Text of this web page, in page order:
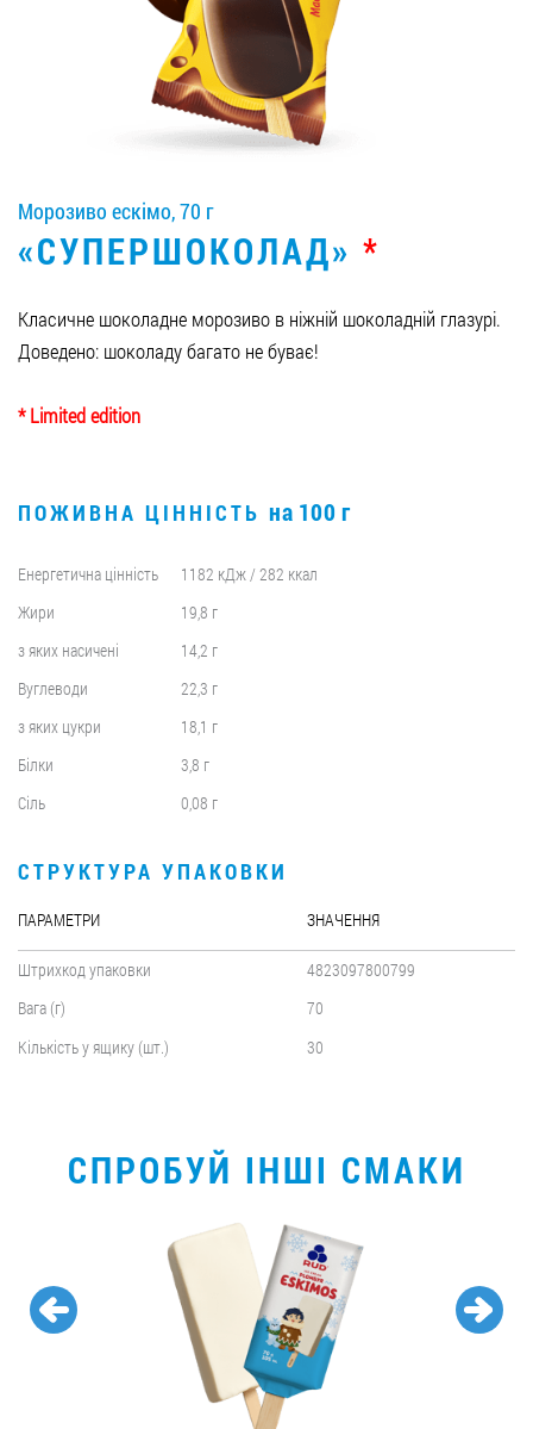
Вакансії
ЗАМОВИТИ ПРОДУКЦІЮ «РУДЬ»:
СТАТИ ПАРТНЕРОМ
0412 48 28 17
0412 42 29 23
Морозиво ескімо, 70 г
«СУПЕРШОКОЛАД» *
Класичне шоколадне морозиво в ніжній шоколадній глазурі.
Доведено: шоколаду багато не буває!
* Limited edition
ПОЖИВНА ЦІННІСТЬ на 100 г
Енергетична цінність
1182 кДж / 282 ккал
Жири
19,8 г
з яких насичені
14,2 г
Вуглеводи
22,3 г
з яких цукри
18,1 г
Білки
3,8 г
Сіль
0,08 г
СТРУКТУРА УПАКОВКИ
ПАРАМЕТРИ ЗНАЧЕННЯ
Штрихкод упаковки
4823097800799
Вага (г)
70
Кількість у ящику (шт.)
30
СПРОБУЙ ІНШІ СМАКИ